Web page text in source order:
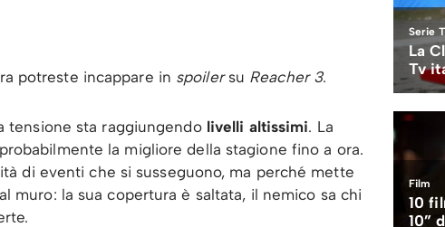
potreste incappare in spoilersu Reacher 3.
tensione sta raggiungendo livelli altissimi. La
la migliore della stagione fino a ora.
di eventi che si susseguono, ma perché mette
muro: la sua copertura è saltata, il nemico sa chi